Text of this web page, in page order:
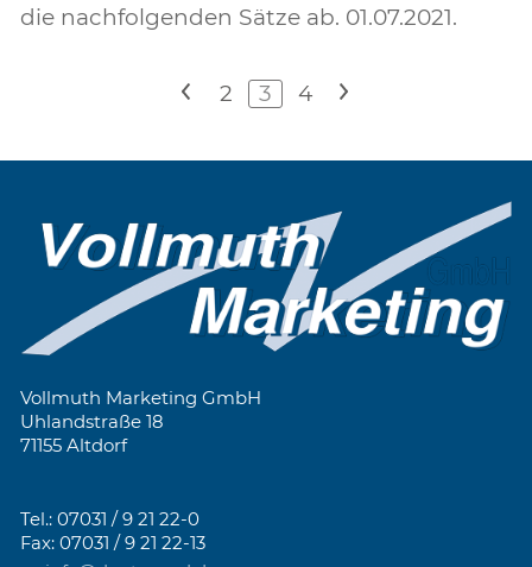
die nachfolgenden Sätze ab. 01.07.2021.
< 2 3 4 >
Vollmuth Marketing GmbH
Uhlandstraße 18
71155 Altdorf
Tel.: 07031 / 9 21 22-0
Fax: 07031 / 9 21 22-13